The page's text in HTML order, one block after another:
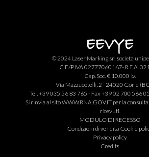
© 2024 Laser Marking srl società
C.F./P.IVA 02777060167- R.E.A.
Cap. Soc. € 10.000 i.v.
Via Mazzucotelli, 2 - 24020 Gorle
Tel. +39 035 56 83 765 - Fax +39 02 700 566
Si rinvia al sitoWWW.RNA.GOV.IT per la
ricevuti.
MODULO DI RECESSO
Condizioni di vendita Cookie
Privacy policy
Credits